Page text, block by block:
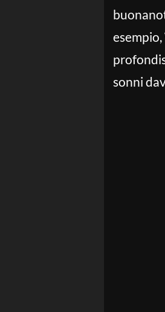
sonni